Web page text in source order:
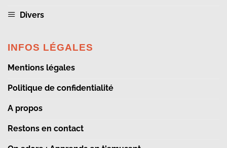
Divers
INFOS LÉGALES
Mentions légales
Politique de confidentialité
A propos
Restons en contact